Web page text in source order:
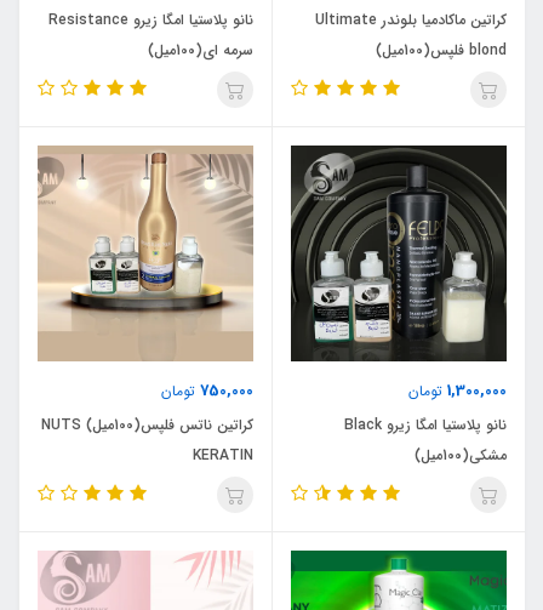
کراتین ماکادمیا بلوندر Ultimate
blond فلپس(100میل)
نانو پلاستیا امگا زیرو Resistance
سرمه ای(100میل)
1,300,000 تومان
نانو پلاستیا امگا زیرو Black
مشکی(100میل)
750,000 تومان
کراتین ناتس فلپس(100میل) NUTS
KERATIN